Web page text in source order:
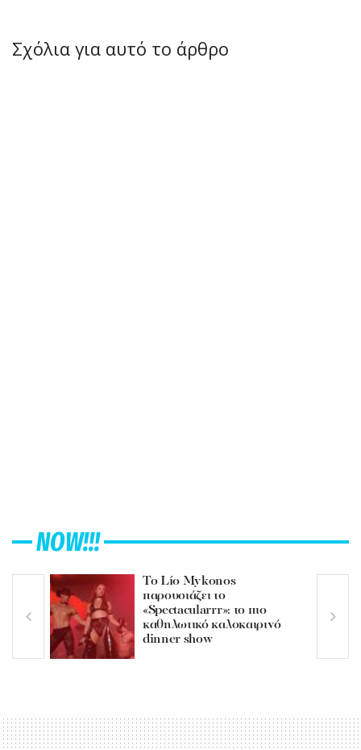
Σχόλια για αυτό το άρθρο
NOW!!!
Το Lío Mykonos
παρουσιάζει το
«Spectacularrr»: το πιο
καθηλωτικό καλοκαιρινό
dinner show